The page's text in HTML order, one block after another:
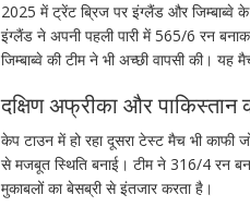
2025 में ट्रेंट ब्रिज पर इंग्लैंड और जिम्बाब्वे
इंग्लैंड ने अपनी पहली पारी में 565/6 रन
जिम्बाब्वे की टीम ने भी अच्छी वापसी की।
दक्षिण अफ्रीका और पाकिस्तान
केप टाउन में हो रहा दूसरा टेस्ट मैच भी काफी
से मजबूत स्थिति बनाई। टीम ने 316/4 रन
मुकाबलों का बेसब्री से इंतजार करता है।